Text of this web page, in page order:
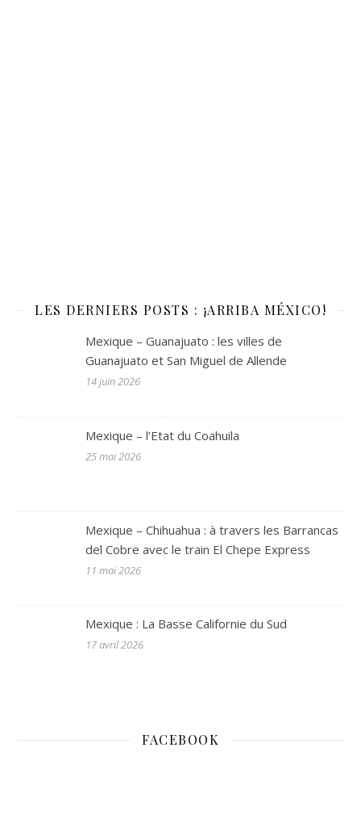
LES DERNIERS POSTS : ¡ARRIBA MÉXICO!
Mexique – Guanajuato : les villes de
Guanajuato et San Miguel de Allende
14 juin 2026
Mexique – l’Etat du Coahuila
25 mai 2026
Mexique – Chihuahua : à travers les Barrancas
del Cobre avec le train El Chepe Express
11 mai 2026
Mexique : La Basse Californie du Sud
17 avril 2026
FACEBOOK